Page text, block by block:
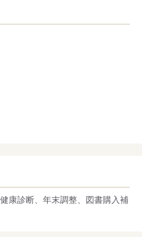
康診断、年末調整、図書購入補